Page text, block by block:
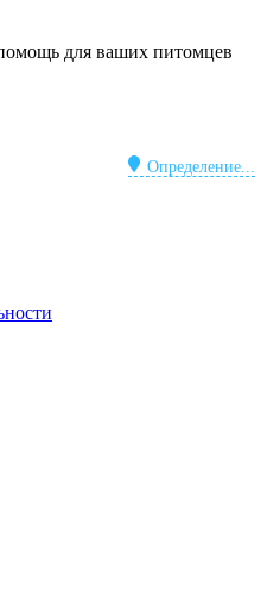
для ваших питомцев
Определение...